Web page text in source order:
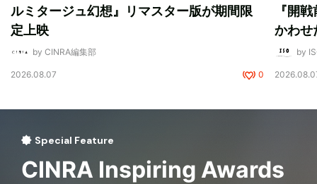
ルミタージュ幻想』リマスター版が期間限
定上映
by CINRA編集部
2026.08.07 0
『開
かわせ
by
Special Feature
CINRA Inspiring Awards